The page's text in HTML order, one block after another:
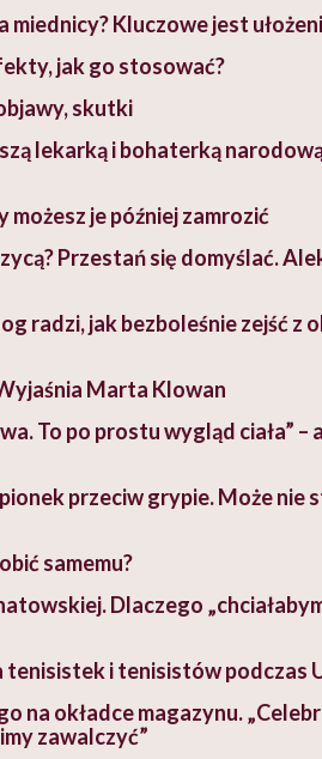
miednicy? Kluczowe jest
jak go stosować?
skutki
lekarką i bohaterką
możesz je później zamrozić
Przestań się domyślać.
radzi, jak bezboleśnie zejść z
Marta Klowan
To po prostu wygląd ciała” –
przeciw grypie. Może nie
samemu?
Dlaczego
i tenisistów podczas
na okładce magazynu.
zawalczyć”